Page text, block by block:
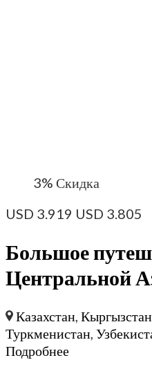
3% Скидка
USD 3.919 USD 3.805
Большое
Центральной
Казахстан ,Кыргызстан
Туркменистан
Подробнее